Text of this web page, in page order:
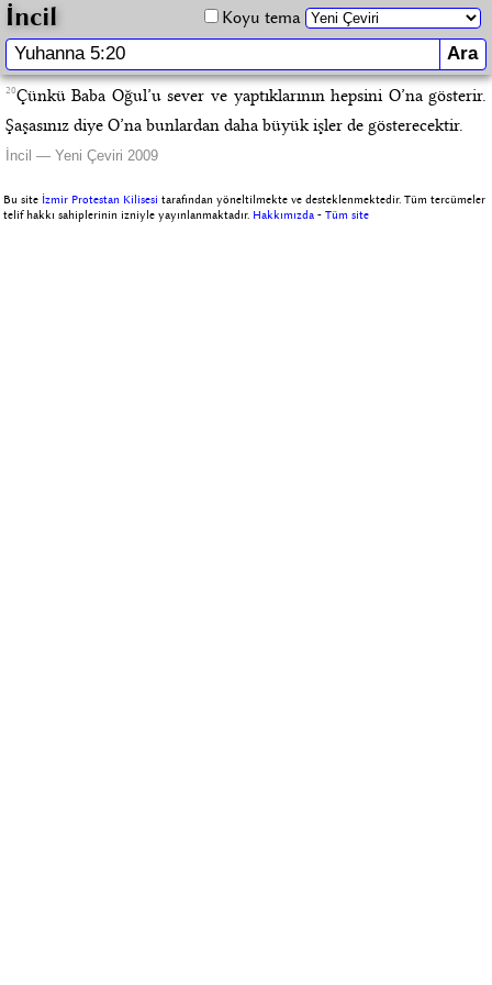
İncil Koyu tema
20Çünkü Baba Oğul’u sever ve yaptıklarının hepsini O’na gösterir.
Şaşasınız diye O’na bunlardan daha büyük işler de gösterecektir.
İncil — Yeni Çeviri 2009
Bu site İzmir Protestan Kilisesi tarafından yöneltilmekte ve desteklenmektedir. Tüm tercümeler
telif hakkı sahiplerinin izniyle yayınlanmaktadır. Hakkımızda -Tüm site